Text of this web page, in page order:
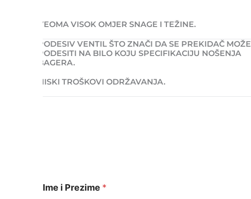
VEOMA VISOK OMJER SNAGE I TEŽINE.
PODESIV VENTIL ŠTO ZNAČI DA SE PREKIDAČ MOŽE
PODESITI NA BILO KOJU SPECIFIKACIJU NOŠENJA
BAGERA.
NISKI TROŠKOVI ODRŽAVANJA.
Ime i Prezime *